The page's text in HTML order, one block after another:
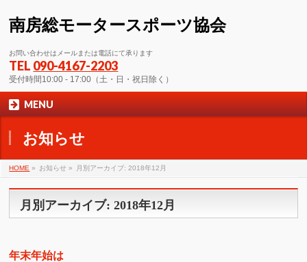
南房総モータースポーツ協会
お問い合わせはメールまたは電話にて承ります
TEL 090-4167-2203
受付時間10:00 - 17:00（土・日・祝日除く）
MENU
お知らせ
HOME » お知らせ » 月別アーカイブ: 2018年12月
月別アーカイブ: 2018年12月
年末年始は